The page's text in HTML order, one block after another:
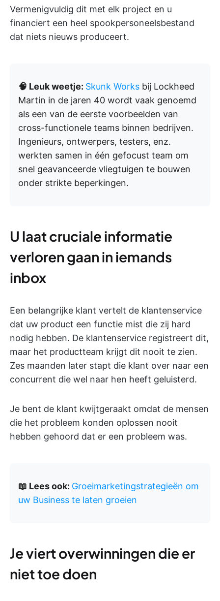
Vermenigvuldig dit met elk project en u
financiert een heel spookpersoneelsbestand
dat niets nieuws produceert.
🧠 Leuk weetje: Skunk Works bij Lockheed
Martin in de jaren 40 wordt vaak genoemd
als een van de eerste voorbeelden van
cross-functionele teams binnen bedrijven.
Ingenieurs, ontwerpers, testers, enz.
werkten samen in één gefocust team om
snel geavanceerde vliegtuigen te bouwen
onder strikte beperkingen.
U laat cruciale informatie
verloren gaan in iemands
inbox
Een belangrijke klant vertelt de klantenservice
dat uw product een functie mist die zij hard
nodig hebben. De klantenservice registreert dit,
maar het productteam krijgt dit nooit te zien.
Zes maanden later stapt die klant over naar een
concurrent die wel naar hen heeft geluisterd.
Je bent de klant kwijtgeraakt omdat de mensen
die het probleem konden oplossen nooit
hebben gehoord dat er een probleem was.
📖 Lees ook: Groeimarketingstrategieën om
uw Business te laten groeien
Je viert overwinningen die er
niet toe doen